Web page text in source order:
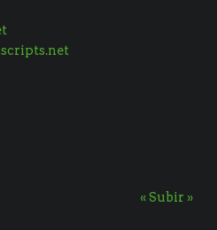
« Subir »